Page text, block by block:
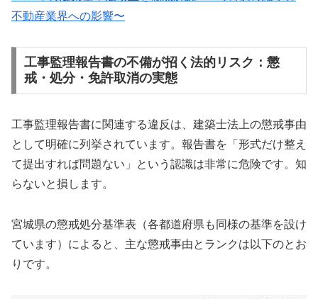
不動産業界への影響〜
工事監理報告書の不備が招く法的リスク：懲
戒・処分・免許取消の実態
工事監理報告書に関連する違反は、建築士法上の懲戒事由
として明確に列挙されています。報告書を「形式だけ整え
て提出すれば問題ない」という認識は非常に危険です。知
らないと損します。
宮城県の懲戒処分基準表（各都道府県も同様の基準を設け
ています）によると、主な懲戒事由とランクは以下のとお
りです。